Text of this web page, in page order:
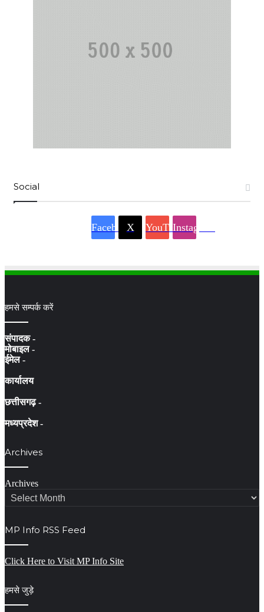
Social
Facebook
X YouTubeInstagram
हमसे सम्पर्क करें
संपादक -
मोबाइल -
ईमेल -
कार्यालय
छत्तीसगढ़ -
मध्यप्रदेश -
Archives
Archives
MP Info RSS Feed
Click Here to Visit MP Info Site
हमसे जुड़े